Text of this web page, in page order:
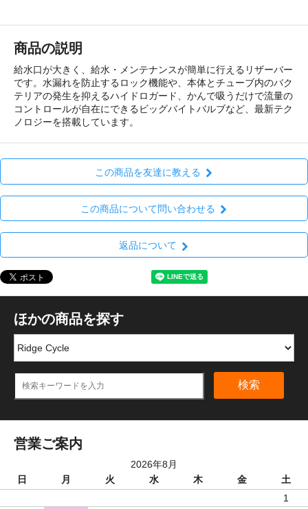
商品の説明
給水口が大きく、給水・メンテナンスが簡単に行えるリザーバー
です。水漏れを防止するロック機能や、本体とチューブ内のバク
テリアの発生を抑えるハイドロガード、かんで吸うだけで流量の
コントロールが自在にできるビッグバイトバルブなど、最新テク
ノロジーを搭載しています。
この商品を友達に教える
この商品について問い合わせる
返品について
ほかの商品を探す
検索
営業ご案内
2026年8月
日
月 火 水 木 金
土
1